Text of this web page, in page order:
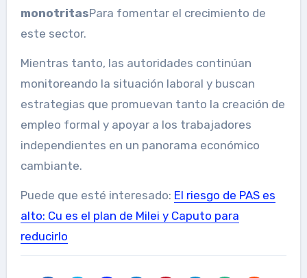
monotritasPara fomentar el crecimiento de
este sector.
Mientras tanto, las autoridades continúan
monitoreando la situación laboral y buscan
estrategias que promuevan tanto la creación de
empleo formal y apoyar a los trabajadores
independientes en un panorama económico
cambiante.
Puede que esté interesado: El riesgo de PAS es
alto: Cu es el plan de Milei y Caputo para
reducirlo